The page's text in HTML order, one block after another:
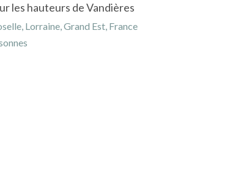
les hauteurs de Vandières
Lorraine, Grand Est, France